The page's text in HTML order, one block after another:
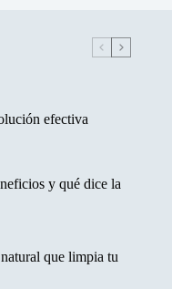
efectiva
y qué dice la
que limpia tu